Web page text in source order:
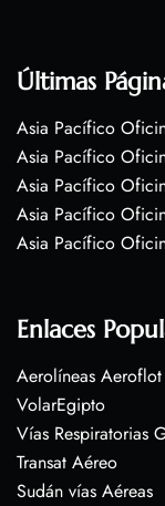
Últimas
Asia Pacífico
Asia Pacífico
Asia Pacífico
Asia Pacífico
Asia Pacífico
Enlaces
Aerolíneas Aeroflot
VolarEgipto
Vías Respiratorias
Transat Aéreo
Sudán vías Aéreas